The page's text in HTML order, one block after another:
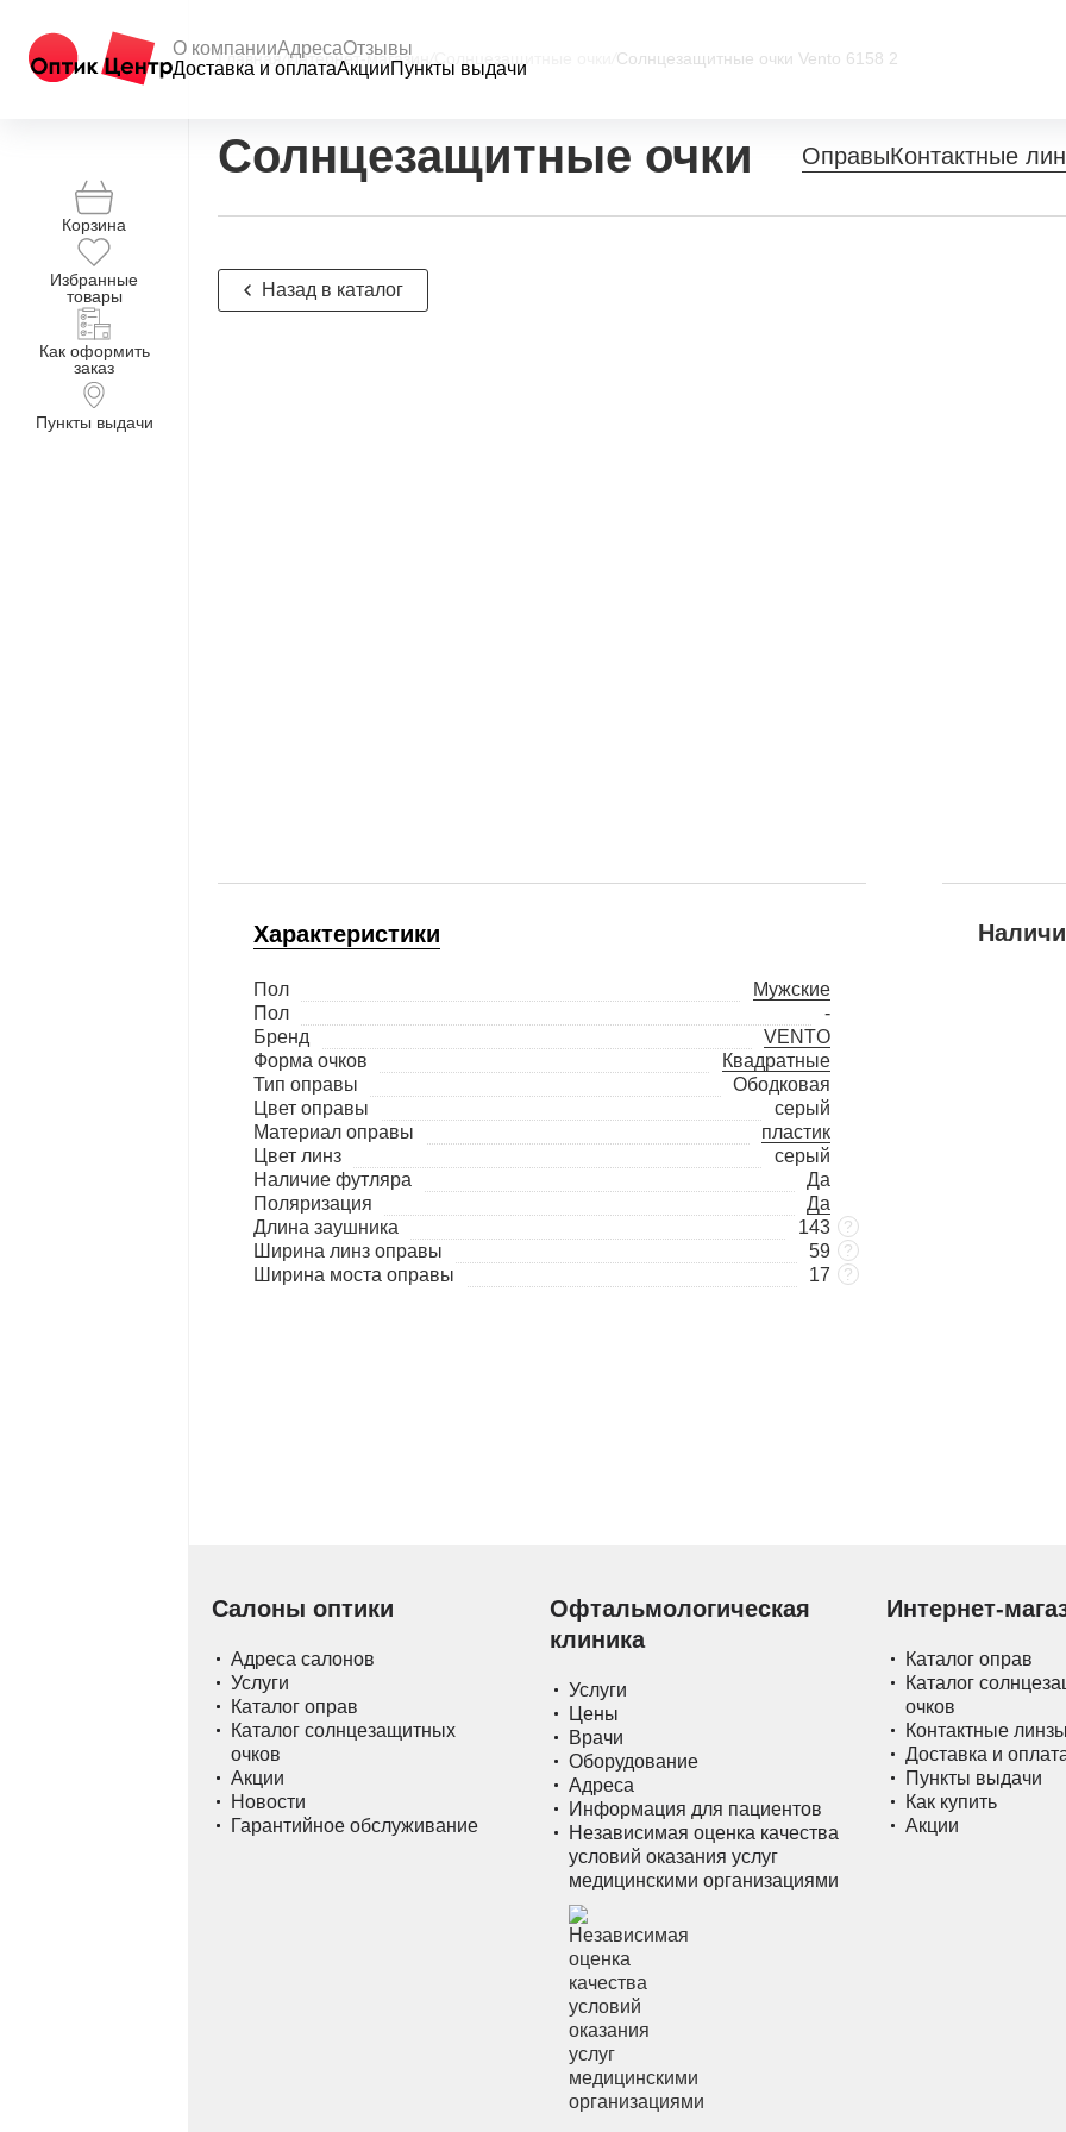
О компанииАдресаОтзывы
Доставка и оплатаАкцииПункты выдачи
Корзина
Избранные
товары
Как оформить
заказ
Пункты выдачи
Главная Интернет-магазин Солнцезащитные очки Vento 6158 2
Солнцезащитные очки ОправыКонтактные
Назад в каталог
Характеристики
Пол
Мужские
Пол
-
Бренд
VENTO
Форма очков
Квадратные
Тип оправы
Ободковая
Цвет оправы
серый
Материал оправы
пластик
Цвет линз
серый
Наличие футляра
Да
Поляризация
Да
Длина заушника
143 ?
Ширина линз оправы 59 ?
Ширина моста оправы 17 ?
Салоны оптики
Адреса салонов
Услуги
Каталог оправ
Каталог солнцезащитных
очков
Акции
Новости
Гарантийное обслуживание
Офтальмологическая
клиника
Услуги
Цены
Врачи
Оборудование
Адреса
Информация для пациентов
Независимая оценка качества
условий оказания услуг
медицинскими организациями
Интернет-
Каталог оправ
Каталог
очков
Контактные линзы
Доставка и
Пункты выдачи
Как купить
Акции